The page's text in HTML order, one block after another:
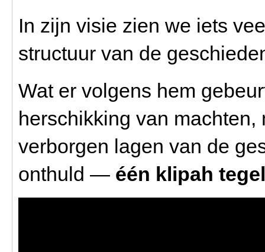
In zijn visie zien we iets
structuur van de
Wat er volgens hem
herschikking van
verborgen lagen van de
onthuld — één klipah